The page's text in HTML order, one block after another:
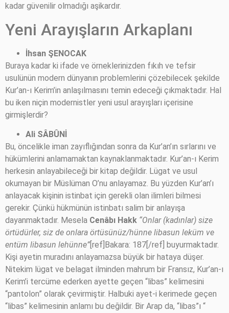
kadar güvenilir olmadığı aşikardır.
Yeni Arayışların Arkaplanı
İhsan ŞENOCAK
Buraya kadar ki ifade ve örneklerinizden fıkıh ve tefsir
usulünün modern dünyanın problemlerini çözebilecek şekilde
Kur’an-ı Kerim’in anlaşılmasını temin edeceği çıkmaktadır. Hal
bu iken niçin modernistler yeni usul arayışları içerisine
girmişlerdir?
Ali SÂBÛNİ
Bu, öncelikle iman zayıflığından sonra da Kur’an’ın sırlarını ve
hükümlerini anlamamaktan kaynaklanmaktadır. Kur’an-ı Kerim
herkesin anlayabileceği bir kitap değildir. Lügat ve usul
okumayan bir Müslüman O’nu anlayamaz. Bu yüzden Kur’an’ı
anlayacak kişinin istinbat için gerekli olan ilimleri bilmesi
gerekir. Çünkü hükmünün istinbatı salim bir anlayışa
dayanmaktadır. Mesela Cenâbı Hakk “Onlar (kadınlar) size
örtüdürler, siz de onlara örtüsünüz/hünne libasun leküm ve
entüm libasun lehünne” [ref]Bakara: 187[/ref] buyurmaktadır.
Kişi ayetin muradını anlayamazsa büyük bir hataya düşer.
Nitekim lügat ve belagat ilminden mahrum bir Fransız, Kur’an-ı
Kerim’i tercüme ederken ayette geçen “libas” kelimesini
“pantolon” olarak çevirmiştir. Halbuki ayet-i kerimede geçen
“libas” kelimesinin anlamı bu değildir. Bir Arap da, “libas”ı “